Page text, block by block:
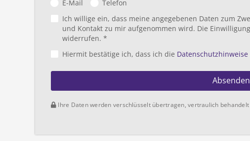
E-Mail
Telefon
Ich willige ein, dass meine angegebenen Daten zum
und Kontakt zu mir aufgenommen wird. Die
widerrufen. *
Hiermit bestätige ich, dass ich die Datenschutzhinweise
Absenden
Ihre Daten werden verschlüsselt übertragen, vertraulich